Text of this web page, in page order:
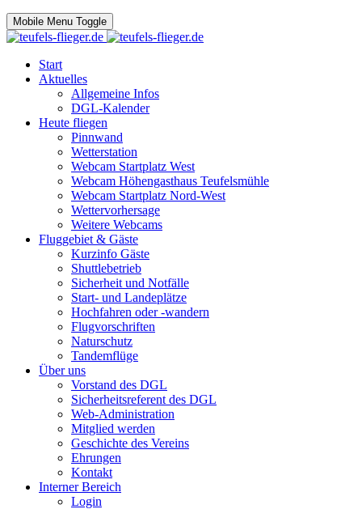
Mobile Menu Toggle
Start
Aktuelles
Allgemeine Infos
DGL-Kalender
Heute fliegen
Pinnwand
Wetterstation
Webcam Startplatz West
Webcam Höhengasthaus Teufelsmühle
Webcam Startplatz Nord-West
Wettervorhersage
Weitere Webcams
Fluggebiet & Gäste
Kurzinfo Gäste
Shuttlebetrieb
Sicherheit und Notfälle
Start- und Landeplätze
Hochfahren oder -wandern
Flugvorschriften
Naturschutz
Tandemflüge
Über uns
Vorstand des DGL
Sicherheitsreferent des DGL
Web-Administration
Mitglied werden
Geschichte des Vereins
Ehrungen
Kontakt
Interner Bereich
Login